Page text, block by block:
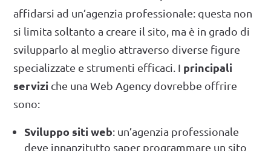
affidarsi ad un’agenzia professionale: questa non
si limita soltanto a creare il sito, ma è in grado di
svilupparlo al meglio attraverso diverse figure
specializzate e strumenti efficaci. I principali
servizi che una Web Agency dovrebbe offrire
sono:
Sviluppo siti web: un’agenzia professionale
deve innanzitutto saper programmare un sito